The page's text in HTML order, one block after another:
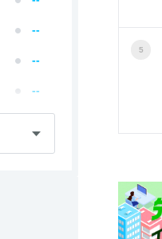
--
--
--
--